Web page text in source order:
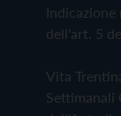
Indicazione
dell'art. 5
Vita
Settimanali